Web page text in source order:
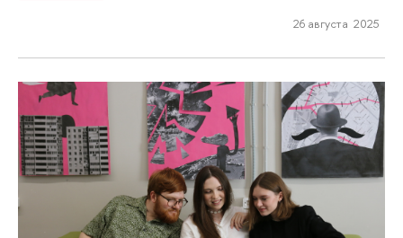
26 августа 2025